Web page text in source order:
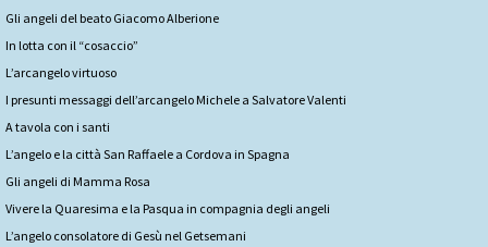
Gli angeli del beato Giacomo Alberione
In lotta con il “cosaccio”
L’arcangelo virtuoso
I presunti messaggi dell’arcangelo Michele a Salvatore Valenti
A tavola con i santi
L’angelo e la città San Raffaele a Cordova in Spagna
Gli angeli di Mamma Rosa
Vivere la Quaresima e la Pasqua in compagnia degli angeli
L’angelo consolatore di Gesù nel Getsemani